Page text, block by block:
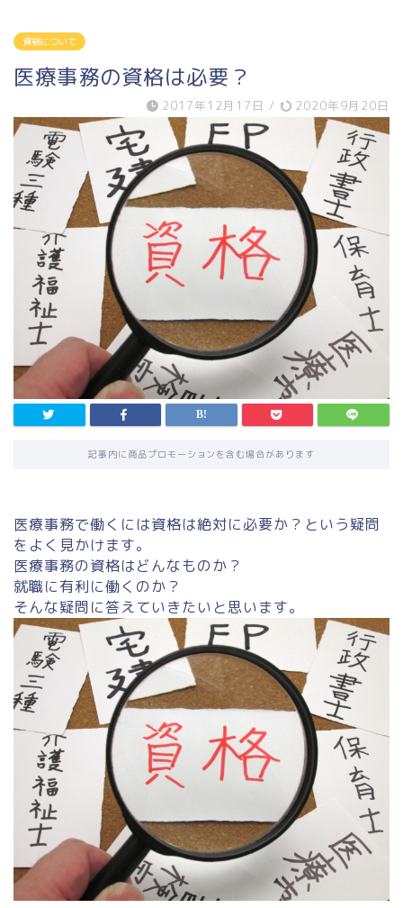
資格について
医療事務の資格は必要？
2017年12月17日 / 2020年9月20日
記事内に商品プロモーションを含む場合があります
医療事務で働くには資格は絶対に必要か？という疑問
をよく見かけます。
医療事務の資格はどんなものか？
就職に有利に働くのか？
そんな疑問に答えていきたいと思います。